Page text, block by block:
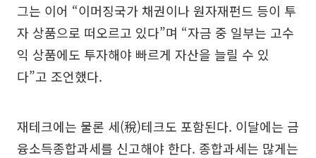
그는 이어 “이머징국가 채권이나 원자재펀드 등이 투
자 상품으로 떠오르고 있다”며 “자금 중 일부는 고수
익 상품에도 투자해야 빠르게 자산을 늘릴 수 있
다”고 조언했다.
재테크에는 물론 세(稅)테크도 포함된다. 이달에는 금
융소득종합과세를 신고해야 한다. 종합과세는 많게는